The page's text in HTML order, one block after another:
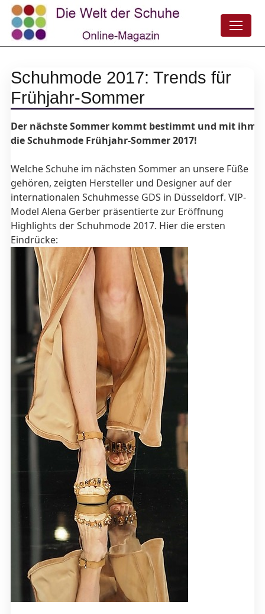
Schuhmode 2017: Trends für
Frühjahr-Sommer
Der nächste Sommer kommt bestimmt und mit ihm
die Schuhmode Frühjahr-Sommer 2017!
Welche Schuhe im nächsten Sommer an unsere Füße
gehören, zeigten Hersteller und Designer auf der
internationalen Schuhmesse GDS in Düsseldorf. VIP-
Model Alena Gerber präsentierte zur Eröffnung
Highlights der Schuhmode 2017. Hier die ersten
Eindrücke: